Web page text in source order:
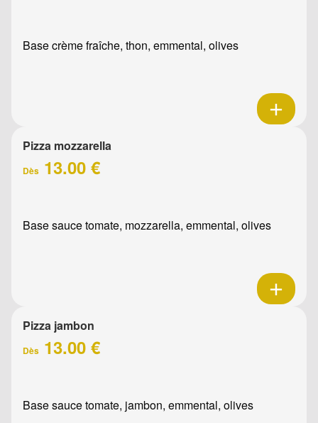
Base crème fraîche, thon, emmental, olives
Pizza mozzarella
Dès 13.00 €
Base sauce tomate, mozzarella, emmental, olives
Pizza jambon
Dès 13.00 €
Base sauce tomate, jambon, emmental, olives